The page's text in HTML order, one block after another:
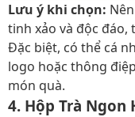
Lưu ý khi chọn:
tinh xảo và độc đáo,
Đặc biệt, có thể cá
logo hoặc thông
món quà.
4. Hộp Trà Ngon